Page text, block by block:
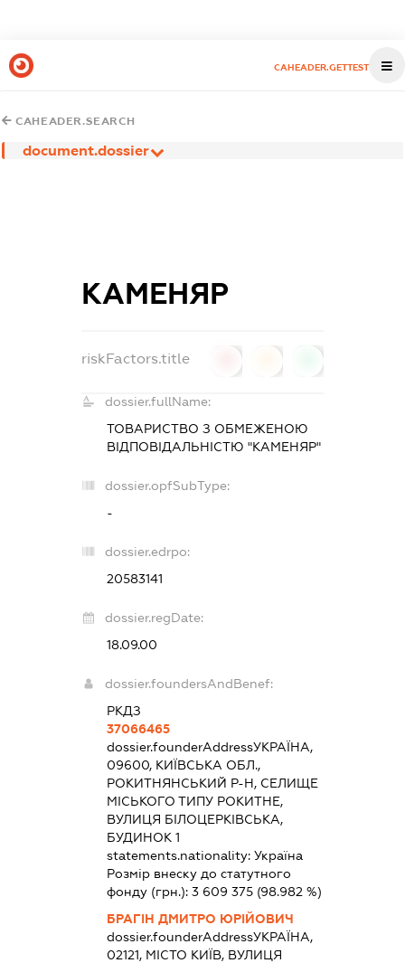
CAHEADER.GETTEST
CAHEADER.SEARCH
document.dossier
КАМЕНЯР
riskFactors.title
dossier.fullName:
ТОВАРИСТВО З ОБМЕЖЕНОЮ
ВІДПОВІДАЛЬНІСТЮ "КАМЕНЯР"
dossier.opfSubType:
-
dossier.edrpo:
20583141
dossier.regDate:
18.09.00
dossier.foundersAndBenef:
РКДЗ
37066465
dossier.founderAddressУКРАЇНА,
09600, КИЇВСЬКА ОБЛ.,
РОКИТНЯНСЬКИЙ Р-Н, СЕЛИЩЕ
МІСЬКОГО ТИПУ РОКИТНЕ,
ВУЛИЦЯ БІЛОЦЕРКІВСЬКА,
БУДИНОК 1
statements.nationality: Україна
Розмір внеску до статутного
фонду (грн.): 3 609 375(98.982 %)
БРАГІН ДМИТРО ЮРІЙОВИЧ
dossier.founderAddressУКРАЇНА,
02121, МІСТО КИЇВ, ВУЛИЦЯ